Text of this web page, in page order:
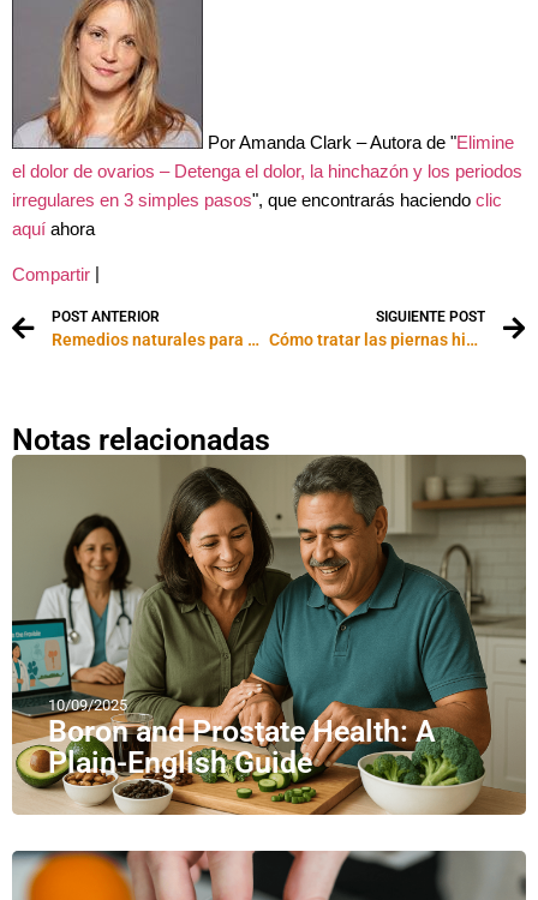
Por Amanda Clark – Autora de "Elimine
el dolor de ovarios – Detenga el dolor, la hinchazón y los periodos
irregulares en 3 simples pasos", que encontrarás haciendo clic
aquí ahora
Compartir |
POST ANTERIOR
Remedios naturales para aliviar los ojos cansados
SIGUIENTE POST
Cómo tratar las piernas hinchadas durante el embarazo
Notas relacionadas
10/09/2025
Boron and Prostate Health: A
Plain-English Guide